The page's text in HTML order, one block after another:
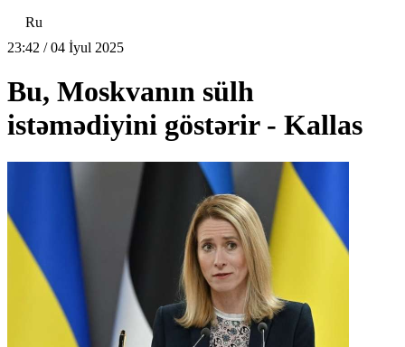
Ru
23:42 / 04 İyul 2025
Bu, Moskvanın sülh
istəmədiyini göstərir - Kallas